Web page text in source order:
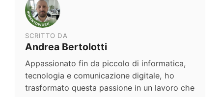
SCRITTO DA
Andrea Bertolotti
Appassionato fin da piccolo di informatica,
tecnologia e comunicazione digitale, ho
trasformato questa passione in un lavoro che